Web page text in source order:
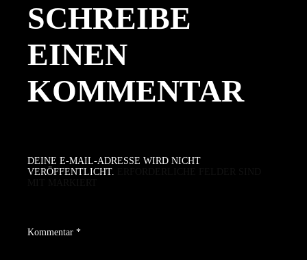
SCHREIBE
EINEN
KOMMENTAR
DEINE E-MAIL-ADRESSE WIRD NICHT
VERÖFFENTLICHT.
Kommentar *